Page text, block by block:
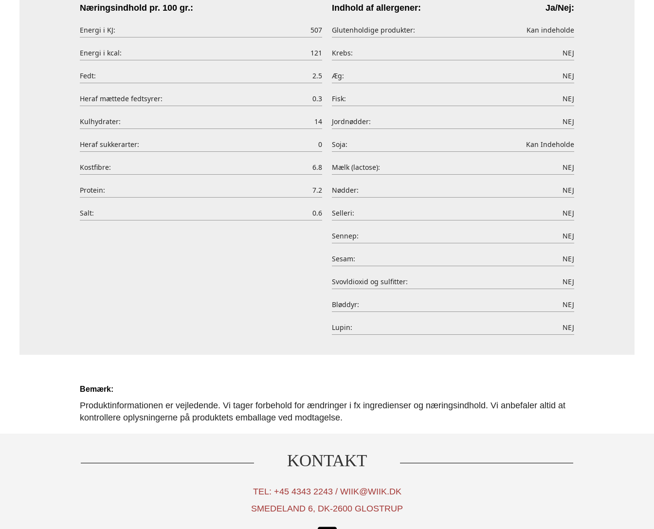
Næringsindhold pr. 100 gr.:
Energi i KJ: 507
Energi i kcal: 121
Fedt: 2.5
Heraf mættede fedtsyrer: 0.3
Kulhydrater: 14
Heraf sukkerarter: 0
Kostfibre: 6.8
Protein: 7.2
Salt: 0.6
Indhold af allergener: Ja/Nej:
Glutenholdige produkter: Kan indeholde
Krebs: NEJ
Æg: NEJ
Fisk: NEJ
Jordnødder: NEJ
Soja: Kan Indeholde
Mælk (lactose): NEJ
Nødder: NEJ
Selleri: NEJ
Sennep: NEJ
Sesam: NEJ
Svovldioxid og sulfitter: NEJ
Bløddyr: NEJ
Lupin: NEJ
Bemærk:
Produktinformationen er vejledende. Vi tager forbehold for ændringer i fx ingredienser og næringsindhold. Vi anbefaler altid at
kontrollere oplysningerne på produktets emballage ved modtagelse.
KONTAKT
TEL: +45 4343 2243 / WIIK@WIIK.DK
SMEDELAND 6, DK-2600 GLOSTRUP